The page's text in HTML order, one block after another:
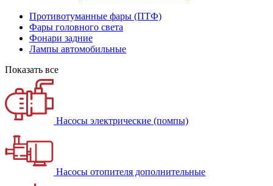
Противотуманные фары (ПТФ)
Фары головного света
Фонари задние
Лампы автомобильные
Показать все
Насосы электрические (помпы)
Насосы отопителя дополнительные